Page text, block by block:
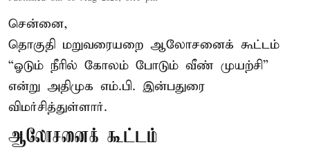
சென்னை,
தொகுதி மறுவரையறை ஆலோசனைக் கூட்டம்
“ஓடும் நீரில் கோலம் போடும் வீண் முயற்சி”
என்று அதிமுக எம்.பி. இன்பதுரை
விமர்சித்துள்ளார்.
ஆலோசனைக் கூட்டம்